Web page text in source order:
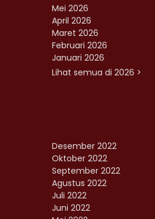
Mei 2026
April 2026
Maret 2026
Februari 2026
Januari 2026
Lihat semua di 2026 >
Desember 2022
Oktober 2022
September 2022
Agustus 2022
Juli 2022
Juni 2022